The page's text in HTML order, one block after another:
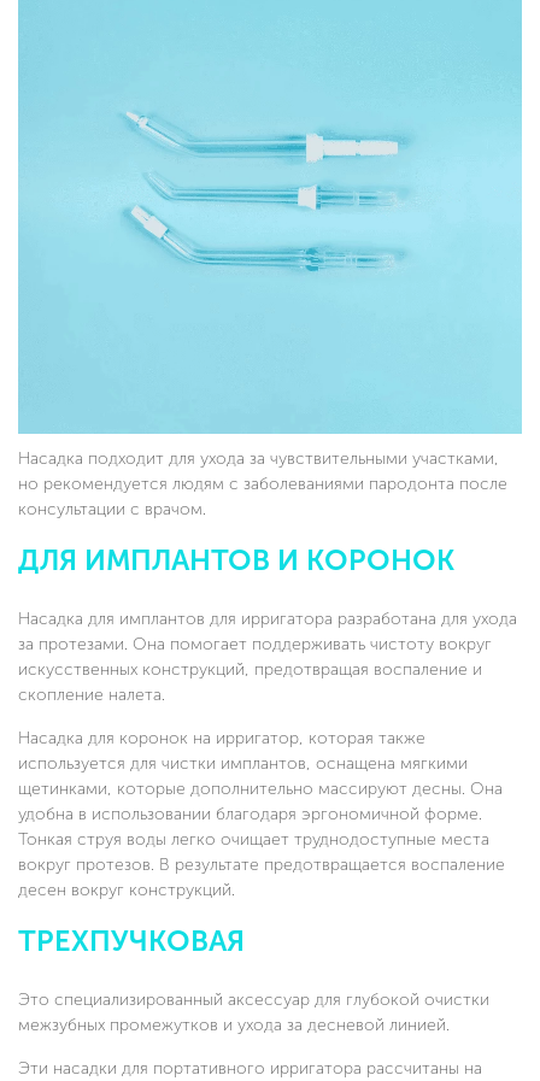
Насадка подходит для ухода за чувствительными участками,
но рекомендуется людям с заболеваниями пародонта после
консультации с врачом.
ДЛЯ ИМПЛАНТОВ И КОРОНОК
Насадка для имплантов для ирригатора разработана для ухода
за протезами. Она помогает поддерживать чистоту вокруг
искусственных конструкций, предотвращая воспаление и
скопление налета.
Насадка для коронок на ирригатор, которая также
используется для чистки имплантов, оснащена мягкими
щетинками, которые дополнительно массируют десны. Она
удобна в использовании благодаря эргономичной форме.
Тонкая струя воды легко очищает труднодоступные места
вокруг протезов. В результате предотвращается воспаление
десен вокруг конструкций.
ТРЕХПУЧКОВАЯ
Это специализированный аксессуар для глубокой очистки
межзубных промежутков и ухода за десневой линией.
Эти насадки для портативного ирригатора рассчитаны на